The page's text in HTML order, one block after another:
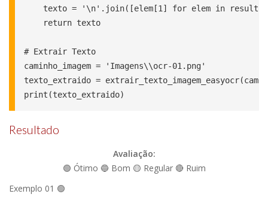
texto = '\n'.join([elem[1] for elem in
    return texto
# Extrair Texto
caminho_imagem = 'Imagens\\ocr-01.png'
texto_extraido =
print(texto_extraido)
Resultado
Avaliação:
🟢 Ótimo 🔵 Bom 🟡 Regular 🔴 Ruim
Exemplo 01 🟢